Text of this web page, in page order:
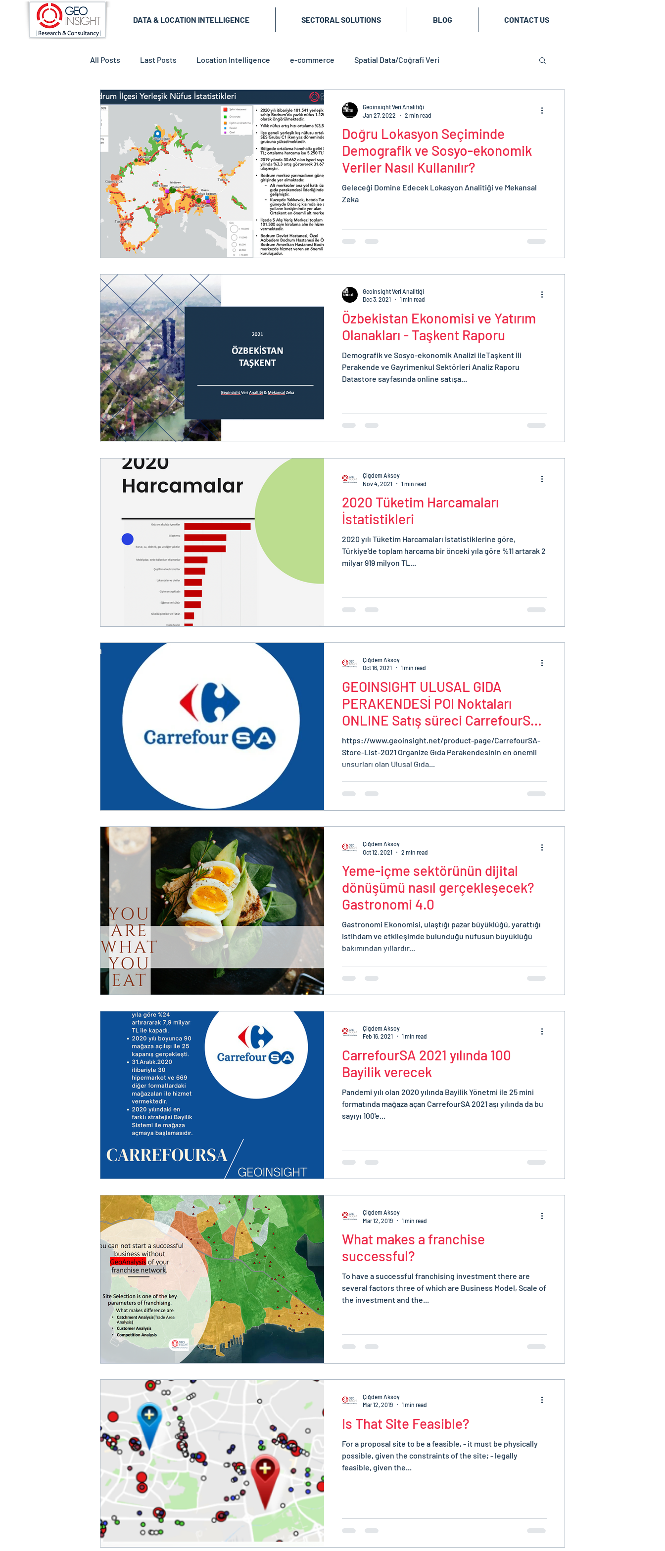
DATA & LOCATION INTELLIGENCE SECTORAL SOLUTIONS BLOG CONTACT US
All Posts Last Posts Location Intelligence e-commerce Spatial Data/Coğrafi Veri
Doğru Lokasyon Seçiminde
Demografik ve Sosyo-ekonomik
Veriler Nasıl Kullanılır?
Geleceği Domine Edecek Lokasyon Analitiği ve Mekansal
Zeka
Geoinsight Veri Analitiği
Jan 27, 2022
2 min read
Özbekistan Ekonomisi ve Yatırım
Olanakları - Taşkent Raporu
Demografik ve Sosyo-ekonomik Analizi ileTaşkent İli
Perakende ve Gayrimenkul Sektörleri Analiz Raporu
Datastore sayfasında online satışa...
Geoinsight Veri Analitiği
Dec 3, 2021
1 min read
2020 Tüketim Harcamaları
İstatistikleri
2020 yılı Tüketim Harcamaları İstatistiklerine göre,
Türkiye'de toplam harcama bir önceki yıla göre %11 artarak 2
milyar 919 milyon TL...
Çiğdem Aksoy
Nov 4, 2021
1 min read
GEOINSIGHT ULUSAL GIDA
PERAKENDESİ POI Noktaları
ONLINE Satış süreci CarrefourSA
ile Başladı.
https://www.geoinsight.net/product-page/CarrefourSA-
Store-List-2021 Organize Gıda Perakendesinin en önemli
unsurları olan Ulusal Gıda...
Çiğdem Aksoy
Oct 16, 2021
1 min read
Yeme-içme sektörünün dijital
dönüşümü nasıl gerçekleşecek?
Gastronomi 4.0
Gastronomi Ekonomisi, ulaştığı pazar büyüklüğü, yarattığı
istihdam ve etkileşimde bulunduğu nüfusun büyüklüğü
bakımından yıllardır...
Çiğdem Aksoy
Oct 12, 2021
2 min read
CarrefourSA 2021 yılında 100
Bayilik verecek
Pandemi yılı olan 2020 yılında Bayilik Yönetmi ile 25 mini
formatında mağaza açan CarrefourSA 2021 aşı yılında da bu
sayıyı 100'e...
Çiğdem Aksoy
Feb 16, 2021
1 min read
What makes a franchise
successful?
To have a successful franchising investment there are
several factors three of which are Business Model, Scale of
the investment and the...
Çiğdem Aksoy
Mar 12, 2019
1 min read
Is That Site Feasible?
For a proposal site to be a feasible, - it must be physically
possible, given the constraints of the site; - legally
feasible, given the...
Çiğdem Aksoy
Mar 12, 2019
1 min read